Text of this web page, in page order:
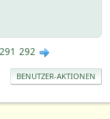
291 292
BENUTZER-AKTIONEN